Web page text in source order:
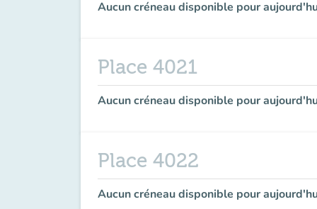
Aucun créneau disponible pour
Place 4021
Aucun créneau disponible pour
Place 4022
Aucun créneau disponible pour